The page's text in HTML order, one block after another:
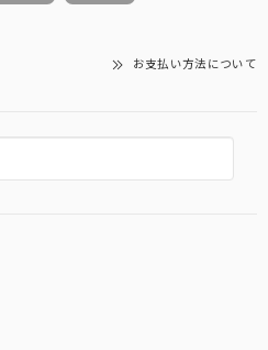
お支払い方法について